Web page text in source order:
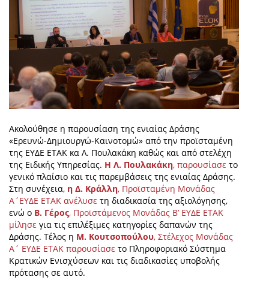
Ακολούθησε η παρουσίαση της ενιαίας Δράσης
«Ερευνώ-Δημιουργώ-Καινοτομώ» από την προϊσταμένη
της ΕΥΔΕ ΕΤΑΚ κα Λ. Πουλακάκη καθώς και από στελέχη
της Ειδικής Υπηρεσίας. Η Λ. Πουλακάκη, παρουσίασε το
γενικό πλαίσιο και τις παρεμβάσεις της ενιαίας Δράσης.
Στη συνέχεια, η Δ. Κράλλη, Προϊσταμένη Μονάδας
Α΄ΕΥΔΕ ΕΤΑΚ ανέλυσε τη διαδικασία της αξιολόγησης,
ενώ ο Β. Γέρος, Προϊστάμενος Μονάδας Β’ ΕΥΔΕ ΕΤΑΚ
μίλησε για τις επιλέξιμες κατηγορίες δαπανών της
Δράσης. Τέλος η Μ. Κουτσοπούλου, Στέλεχος Μονάδας
Α΄ ΕΥΔΕ ΕΤΑΚ παρουσίασε το Πληροφοριακό Σύστημα
Κρατικών Ενισχύσεων και τις διαδικασίες υποβολής
πρότασης σε αυτό.